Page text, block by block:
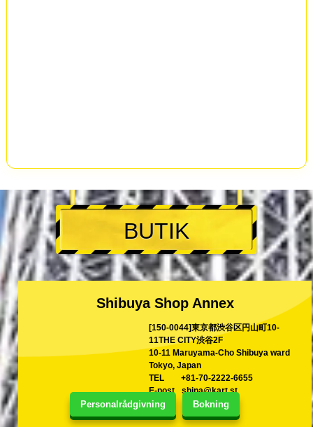
Personalrådgivning Bokning
BUTIK
Shibuya Shop Annex
[150-0044]東京都渋谷区円山町10-
11THE CITY渋谷2F
10-11 Maruyama-Cho Shibuya ward
Tokyo, Japan
TEL
+81-70-2222-6655
E-post
shina@kart.st